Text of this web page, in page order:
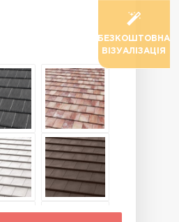
БЕЗКОШТОВНА
ВІЗУАЛІЗАЦІЯ